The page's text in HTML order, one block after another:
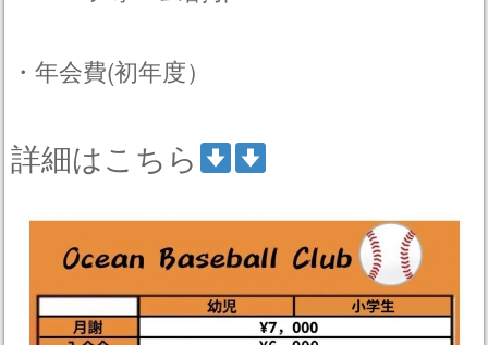
・年会費(初年度）
詳細はこちら